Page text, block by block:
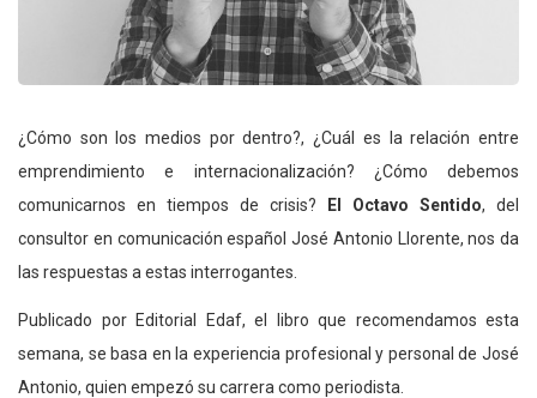
¿Cómo son los medios por dentro?, ¿Cuál es la relación entre
emprendimiento e internacionalización? ¿Cómo debemos
comunicarnos en tiempos de crisis? El Octavo Sentido, del
consultor en comunicación español José Antonio Llorente, nos da
las respuestas a estas interrogantes.
Publicado por Editorial Edaf, el libro que recomendamos esta
semana, se basa en la experiencia profesional y personal de José
Antonio, quien empezó su carrera como periodista.